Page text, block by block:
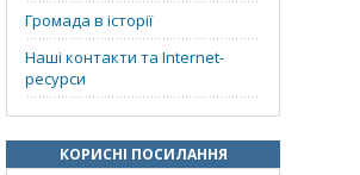
Громада в історії
Наші контакти та Internet-
ресурси
КОРИСНІ ПОСИЛАННЯ